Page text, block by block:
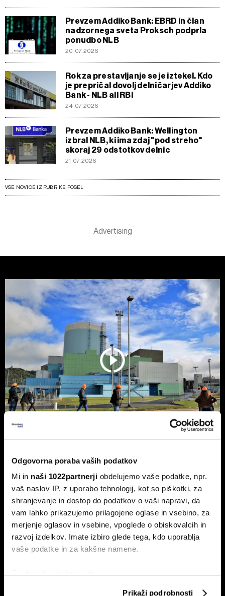
Odgovorna poraba vaših podatkov
Mi in naši 1022partnerji obdelujemo vaše podatke, npr.
vaš naslov IP, z uporabo tehnologij, kot so piškotki, za
shranjevanje in dostop do podatkov o vaši napravi, da
vam lahko prikazujemo prilagojene oglase in vsebino, za
merjenje oglasov in vsebine, vpoglede o obiskovalcih in
razvoj izdelkov. Imate izbiro glede tega, kdo uporablja
vaše podatke in za kakšne namene.
Prikaži podrobnosti
Prevzem Addiko Bank: EBRD in član
nadzornega sveta Proksch podprla
ponudbo NLB
20.07.2026
Rok za prestavljanje se je iztekel. Kdo
je prepričal dovolj delničarjev Addiko
Bank - NLB ali RBI
24.07.2026
Prevzem Addiko Bank: Wellington
izbral NLB, ki ima zdaj "pod streho"
skoraj 29 odstotkov delnic
21.07.2026
VSE NOVICE IZ RUBRIKE POSEL
NEK predvidoma jutri v zmanjšanje
delovanja, lahko sledi ustavitev - kaj
pravi Gorazd Pfeifer, NEK
Slovenska nuklearka predvidoma jutri ponoči v zmanjšanje
delovanja, v naslednjih treh ali štirih dneh pa bodo po vsej
verjetnosti reaktor morali ustaviti.